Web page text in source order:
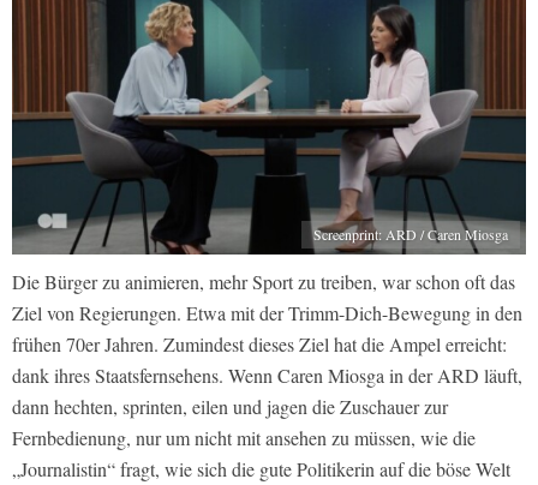
Screenprint: ARD / Caren Miosga
Die Bürger zu animieren, mehr Sport zu treiben, war schon oft das
Ziel von Regierungen. Etwa mit der Trimm-Dich-Bewegung in den
frühen 70er Jahren. Zumindest dieses Ziel hat die Ampel erreicht:
dank ihres Staatsfernsehens. Wenn Caren Miosga in der ARD läuft,
dann hechten, sprinten, eilen und jagen die Zuschauer zur
Fernbedienung, nur um nicht mit ansehen zu müssen, wie die
„Journalistin“ fragt, wie sich die gute Politikerin auf die böse Welt